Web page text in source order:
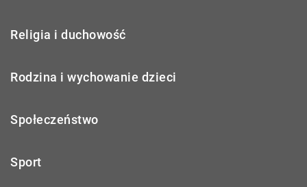
Religia i duchowość
Rodzina i wychowanie dzieci
Społeczeństwo
Sport